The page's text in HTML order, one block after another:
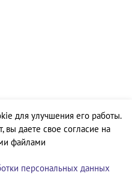
для улучшения его работы.
вы даете свое согласие на
файлами
персональных данных